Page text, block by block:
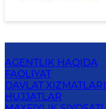
AGENTLIK HAQIDA
FAOLIYAT
DAVLAT XIZMATLARI
HUJJATLAR